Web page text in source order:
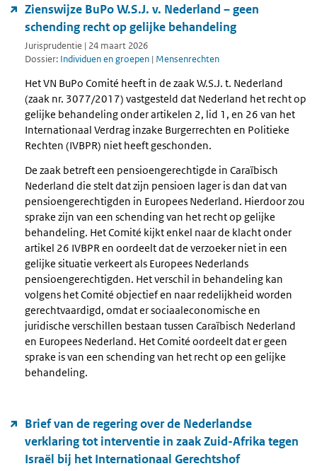
Zienswijze BuPo W.S.J. v. Nederland – geen
schending recht op gelijke behandeling
Jurisprudentie | 24 maart 2026
Dossier: Individuen en groepen | Mensenrechten
Het VN BuPo Comité heeft in de zaak W.S.J. t. Nederland
(zaak nr. 3077/2017) vastgesteld dat Nederland het recht op
gelijke behandeling onder artikelen 2, lid 1, en 26 van het
Internationaal Verdrag inzake Burgerrechten en Politieke
Rechten (IVBPR) niet heeft geschonden.
De zaak betreft een pensioengerechtigde in Caraïbisch
Nederland die stelt dat zijn pensioen lager is dan dat van
pensioengerechtigden in Europees Nederland. Hierdoor zou
sprake zijn van een schending van het recht op gelijke
behandeling. Het Comité kijkt enkel naar de klacht onder
artikel 26 IVBPR en oordeelt dat de verzoeker niet in een
gelijke situatie verkeert als Europees Nederlands
pensioengerechtigden. Het verschil in behandeling kan
volgens het Comité objectief en naar redelijkheid worden
gerechtvaardigd, omdat er sociaaleconomische en
juridische verschillen bestaan tussen Caraïbisch Nederland
en Europees Nederland. Het Comité oordeelt dat er geen
sprake is van een schending van het recht op een gelijke
behandeling.
Brief van de regering over de Nederlandse
verklaring tot interventie in zaak Zuid-Afrika tegen
Israël bij het Internationaal Gerechtshof